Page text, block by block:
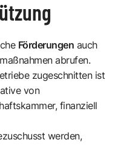
Förderungen auch
abrufen.
zugeschnitten ist
von
finanziell
werden,